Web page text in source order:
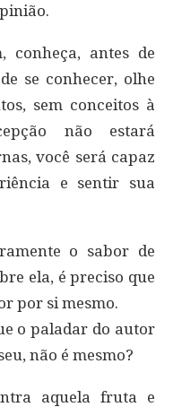
conheça, antes de
se conhecer, olhe
sem conceitos à
não estará
você será capaz
e sentir sua
o sabor de
ela, é preciso que
por si mesmo.
o paladar do autor
não é mesmo?
aquela fruta e